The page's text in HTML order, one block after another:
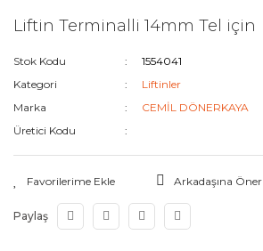
Liftin Terminalli 14mm Tel için
Stok Kodu
1554041
Kategori
Liftinler
Marka
CEMİL DÖNERKAYA
Üretici Kodu
Arkadaşına Öner
Paylaş